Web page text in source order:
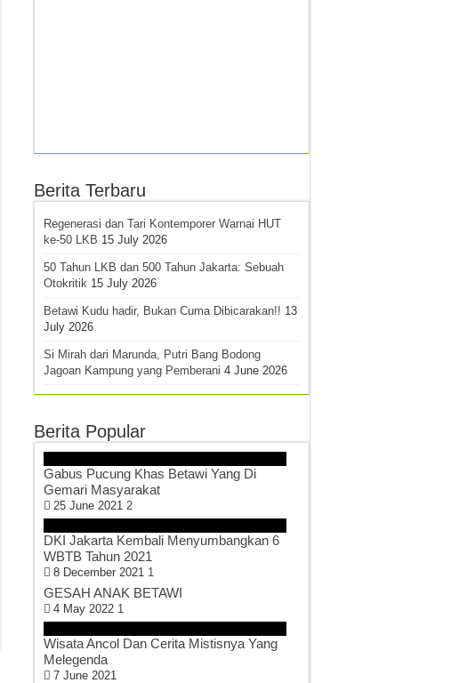
Berita Terbaru
Regenerasi dan Tari Kontemporer Warnai HUT
ke-50 LKB 15 July 2026
50 Tahun LKB dan 500 Tahun Jakarta: Sebuah
Otokritik 15 July 2026
Betawi Kudu hadir, Bukan Cuma Dibicarakan!! 13
July 2026
Si Mirah dari Marunda, Putri Bang Bodong
Jagoan Kampung yang Pemberani 4 June 2026
Berita Popular
Gabus Pucung Khas Betawi Yang Di
Gemari Masyarakat
25 June 2021 2
DKI Jakarta Kembali Menyumbangkan 6
WBTB Tahun 2021
8 December 2021 1
GESAH ANAK BETAWI
4 May 2022 1
Wisata Ancol Dan Cerita Mistisnya Yang
Melegenda
7 June 2021